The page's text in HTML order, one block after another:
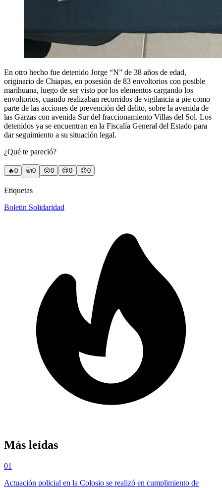
En otro hecho fue detenido Jorge “N” de 38 años de edad,
originario de Chiapas, en posesión de 83 envoltorios con posible
marihuana, luego de ser visto por los elementos cargando los
envoltorios, cuando realizaban recorridos de vigilancia a pie como
parte de las acciones de prevención del delito, sobre la avenida de
las Garzas con avenida Sur del fraccionamiento Villas del Sol. Los
detenidos ya se encuentran en la Fiscalía General del Estado para
dar seguimiento a su situación legal.
¿Qué te pareció?
🔥0 👍0 😲0 😢0 😠0
Etiquetas
Boletin Solidaridad
Más leídas
01
Actuación policial en la Colosio se realizó en cumplimiento de